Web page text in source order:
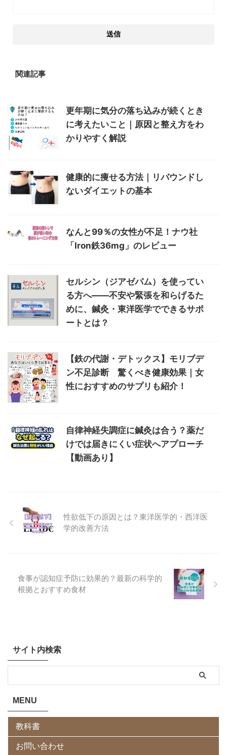
関連記事
更年期に気分の落ち込みが続くとき
に考えたいこと｜原因と整え方をわ
かりやすく解説
健康的に痩せる方法｜リバウンドし
ないダイエットの基本
なんと99％の女性が不足！ナウ社
「Iron鉄36mg」のレビュー
セルシン（ジアゼパム）を使ってい
る方へ――不安や緊張を和らげるた
めに、鍼灸・東洋医学でできるサポ
ートとは？
【鉄の代謝・デトックス】モリブデ
ン不足診断 驚くべき健康効果｜女
性におすすめのサプリも紹介！
自律神経失調症に鍼灸は合う？薬だ
けでは届きにくい症状へアプローチ
【動画あり】
性欲低下の原因とは？東洋医学的・西洋医
学的改善方法
食事が認知症予防に効果的？最新の科学的
根拠とおすすめ食材
サイト内検索
MENU
教科書
お問い合わせ